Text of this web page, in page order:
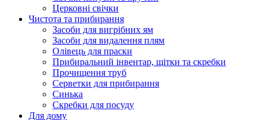
Церковні свічки
Чистота та прибирання
Засоби для вигрібних ям
Засоби для видалення плям
Олівець для праски
Прибиральний інвентар, щітки та скребки
Прочищення труб
Серветки для прибирання
Синька
Скребки для посуду
Для дому